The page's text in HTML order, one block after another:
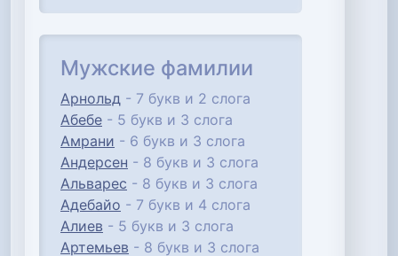
Мужские фамилии
Арнольд - 7 букв и 2 слога
Абебе - 5 букв и 3 слога
Амрани - 6 букв и 3 слога
Андерсен - 8 букв и 3 слога
Альварес - 8 букв и 3 слога
Адебайо - 7 букв и 4 слога
Алиев - 5 букв и 3 слога
Артемьев - 8 букв и 3 слога